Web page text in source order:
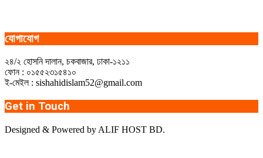
যোগাযোগ
২৪/২ হোসনি দালান, চকবাজার, ঢাকা-১২১১
ফোন : ০১৫৫২৩১৫৪১০
ই-মেইল : sishahidislam52@gmail.com
Get in Touch
Designed & Powered by ALIF HOST BD.